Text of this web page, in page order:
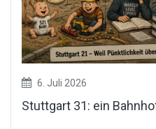
6. Juli 2026
Stuttgart 31: ein